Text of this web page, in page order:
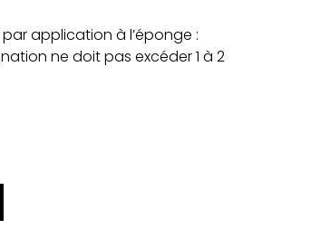
application à l’éponge :
ne doit pas excéder 1 à 2